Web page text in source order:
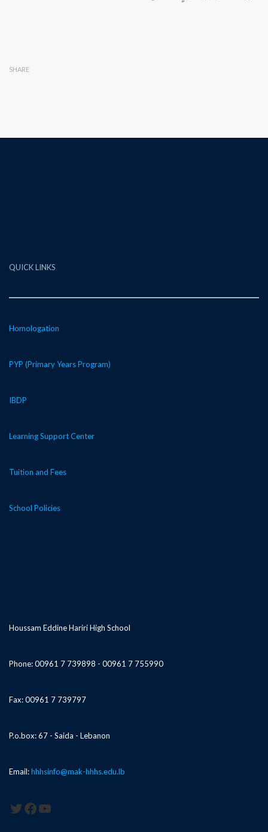
SHARE
QUICK LINKS
Homologation
PYP (Primary Years Program)
IBDP
Learning Support Center
Tuition and Fees
School Policies
Houssam Eddine Hariri High School
Phone: 00961 7 739898 - 00961 7 755990
Fax: 00961 7 739797
P.o.box: 67 - Saida - Lebanon
Email:hhhsinfo@mak-hhhs.edu.lb
Twitter
Facebook
YouTube